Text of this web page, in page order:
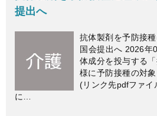
提出へ
抗体製剤を予防接
国会提出へ 2026年
体成分を投与する
様に予防接種の対
(リンク先pdfファイ
に…